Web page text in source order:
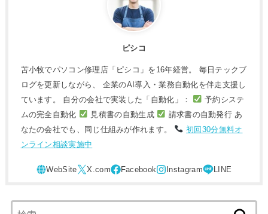
ピシコ
苫小牧でパソコン修理店「ピシコ」を16年経営。 毎日テックブ
ログを更新しながら、 企業のAI導入・業務自動化を伴走支援し
ています。 自分の会社で実装した「自動化」：
予約システ
ムの完全自動化
見積書の自動生成
請求書の自動発行 あ
なたの会社でも、同じ仕組みが作れます。
初回30分無料オ
ンライン相談実施中